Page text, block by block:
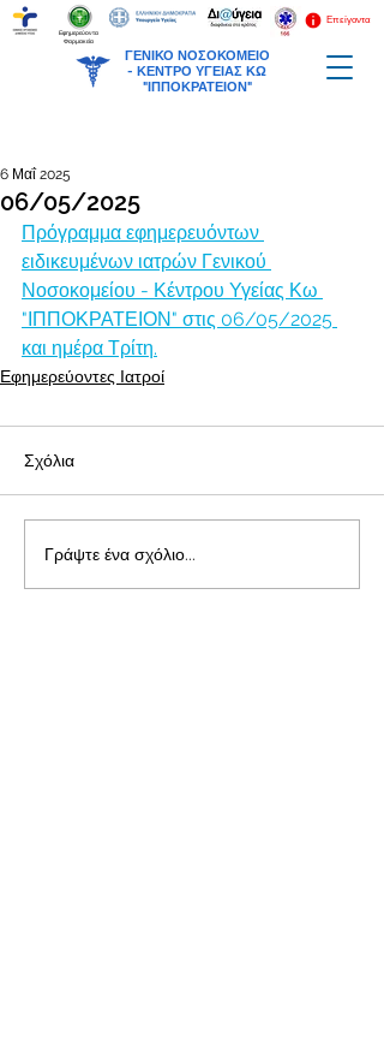
ΓΕΝΙΚΟ ΝΟΣΟΚΟΜΕΙΟ
- ΚΕΝΤΡΟ ΥΓΕΙΑΣ ΚΩ
"ΙΠΠΟΚΡΑΤΕΙΟΝ"
Επείγοντα
Εφημερεύοντα
Φαρμακεία
06/05/2025
6 Μαΐ 2025
Πρόγραμμα εφημερευόντων
ειδικευμένων ιατρών Γενικού
Νοσοκομείου - Κέντρου Υγείας Κω
"ΙΠΠΟΚΡΑΤΕΙΟΝ" στις 06/05/2025
και ημέρα Τρίτη.
Εφημερεύοντες Ιατροί
Σχόλια
Γράψτε ένα σχόλιο...